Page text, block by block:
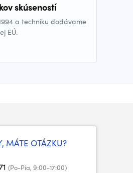
skúseností
a techniku dodávame
EÚ.
MÁTE OTÁZKU?
(Po-Pia, 9:00-17:00)